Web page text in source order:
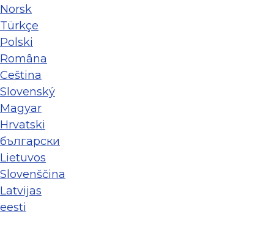
Norsk
Türkçe
Polski
Româna
Ceština
Slovenský
Magyar
Hrvatski
български
Lietuvos
Slovenščina
Latvijas
eesti